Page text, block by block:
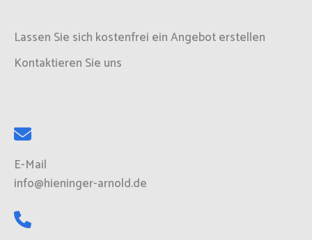
Lassen Sie sich kostenfrei ein Angebot erstellen
Kontaktieren Sie uns
E-Mail
info@hieninger-arnold.de